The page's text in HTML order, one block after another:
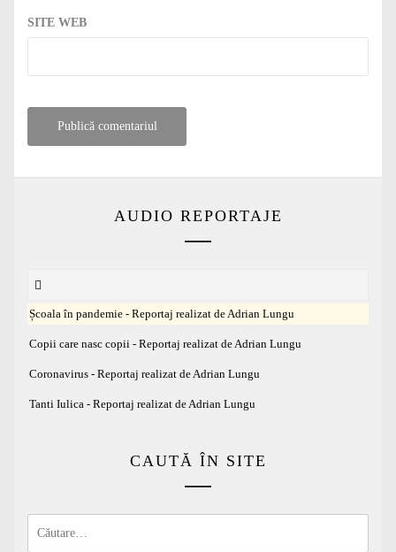
SITE WEB
AUDIO REPORTAJE
Școala în pandemie - Reportaj realizat de Adrian Lungu
Copii care nasc copii - Reportaj realizat de Adrian Lungu
Coronavirus - Reportaj realizat de Adrian Lungu
Tanti Iulica - Reportaj realizat de Adrian Lungu
CAUTĂ ÎN SITE